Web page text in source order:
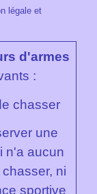
légale et
d'armes
:
chasser
une
n'a aucun
ni
sportive